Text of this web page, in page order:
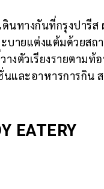
ดินทางกันที่กรุงปารี
บายแต่งแต้มด้วยส
างตัวเรียงรายตาม
นและอาหารการกิน
EATERY